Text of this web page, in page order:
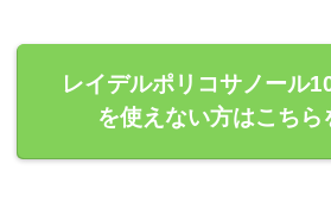
レイデルポリコサノール
を使えない方はこちら